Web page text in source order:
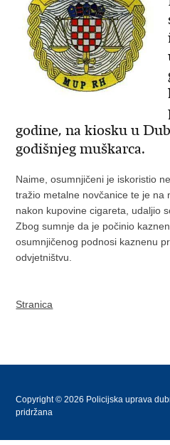
godine, na kiosku u
godišnjeg muškarca.
Naime, osumnjičeni je iskoristio
tražio metalne novčanice te je na
nakon kupovine cigareta, udaljio
Zbog sumnje da je počinio
osumnjičenog podnosi kaznenu
odvjetništvu.
Stranica
Copyright © 2026 Policijska uprava
pridržana